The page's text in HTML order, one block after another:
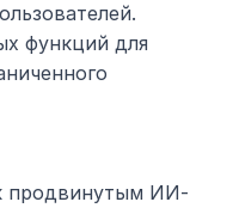
функций для
продвинутым ИИ-